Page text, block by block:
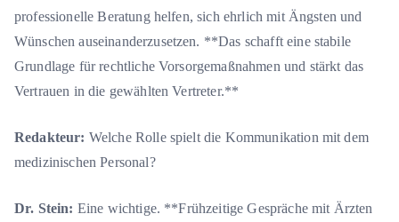
professionelle Beratung helfen, sich ehrlich mit Ängsten und
Wünschen auseinanderzusetzen. **Das schafft eine stabile
Grundlage für rechtliche Vorsorgemaßnahmen und stärkt das
Vertrauen in die gewählten Vertreter.**
Redakteur: Welche Rolle spielt die Kommunikation mit dem
medizinischen Personal?
Dr. Stein: Eine wichtige. **Frühzeitige Gespräche mit Ärzten